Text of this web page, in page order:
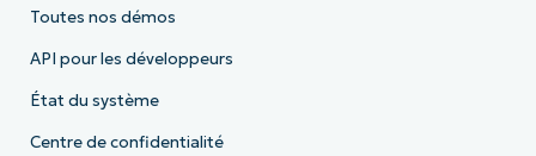
Toutes nos démos
API pour les développeurs
État du système
Centre de confidentialité